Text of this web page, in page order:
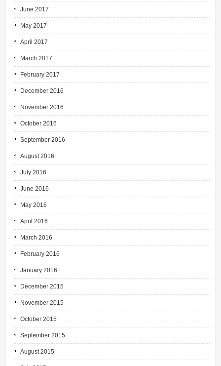
June 2017
May 2017
April 2017
March 2017
February 2017
December 2016
November 2016
October 2016
September 2016
August 2016
July 2016
June 2016
May 2016
April 2016
March 2016
February 2016
January 2016
December 2015
November 2015
October 2015
September 2015
August 2015